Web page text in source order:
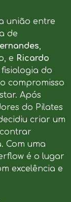
união entre
de
,
e Ricardo
do
compromisso
Após
do Pilates
criar um
Com uma
é o lugar
excelência e